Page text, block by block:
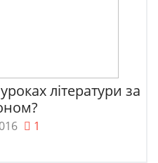
літератури за
1